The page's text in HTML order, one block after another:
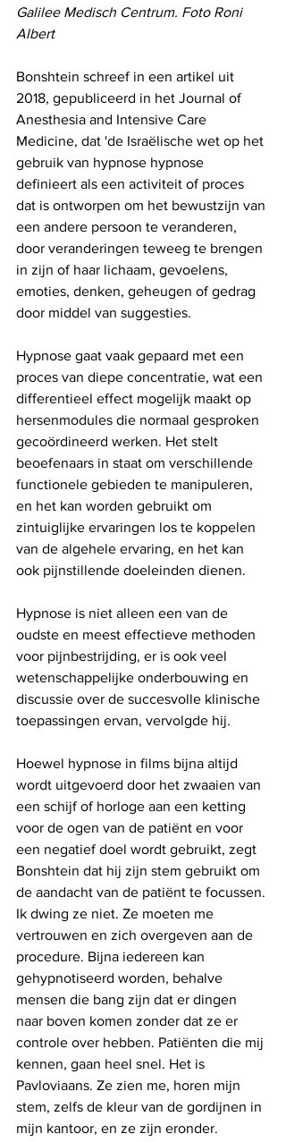
Galilee Medisch Centrum. Foto Roni
Albert
Bonshtein schreef in een artikel uit
2018, gepubliceerd in het Journal of
Anesthesia and Intensive Care
Medicine, dat 'de Israëlische wet op het
gebruik van hypnose hypnose
definieert als een activiteit of proces
dat is ontworpen om het bewustzijn van
een andere persoon te veranderen,
door veranderingen teweeg te brengen
in zijn of haar lichaam, gevoelens,
emoties, denken, geheugen of gedrag
door middel van suggesties.
Hypnose gaat vaak gepaard met een
proces van diepe concentratie, wat een
differentieel effect mogelijk maakt op
hersenmodules die normaal gesproken
gecoördineerd werken. Het stelt
beoefenaars in staat om verschillende
functionele gebieden te manipuleren,
en het kan worden gebruikt om
zintuiglijke ervaringen los te koppelen
van de algehele ervaring, en het kan
ook pijnstillende doeleinden dienen.
Hypnose is niet alleen een van de
oudste en meest effectieve methoden
voor pijnbestrijding, er is ook veel
wetenschappelijke onderbouwing en
discussie over de succesvolle klinische
toepassingen ervan, vervolgde hij.
Hoewel hypnose in films bijna altijd
wordt uitgevoerd door het zwaaien van
een schijf of horloge aan een ketting
voor de ogen van de patiënt en voor
een negatief doel wordt gebruikt, zegt
Bonshtein dat hij zijn stem gebruikt om
de aandacht van de patiënt te focussen.
Ik dwing ze niet. Ze moeten me
vertrouwen en zich overgeven aan de
procedure. Bijna iedereen kan
gehypnotiseerd worden, behalve
mensen die bang zijn dat er dingen
naar boven komen zonder dat ze er
controle over hebben. Patiënten die mij
kennen, gaan heel snel. Het is
Pavloviaans. Ze zien me, horen mijn
stem, zelfs de kleur van de gordijnen in
mijn kantoor, en ze zijn eronder.